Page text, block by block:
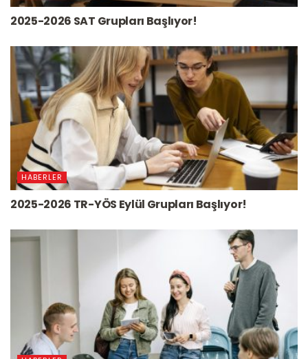
2025-2026 SAT Grupları Başlıyor!
HABERLER
2025-2026 TR-YÖS Eylül Grupları Başlıyor!